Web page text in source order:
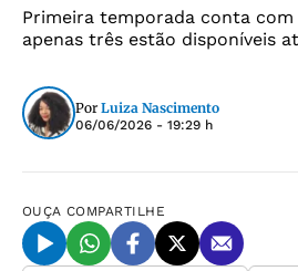
Primeira temporada conta com
apenas três estão disponíveis
Por Luiza Nascimento
06/06/2026 - 19:29 h
OUÇA COMPARTILHE